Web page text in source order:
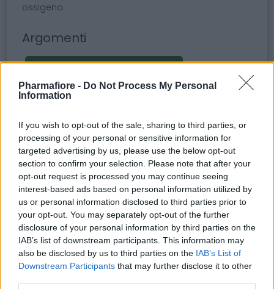
Pharmafiore - Do Not Process My Personal
Information
If you wish to opt-out of the sale, sharing to third parties, or
processing of your personal or sensitive information for
targeted advertising by us, please use the below opt-out
section to confirm your selection. Please note that after your
opt-out request is processed you may continue seeing
interest-based ads based on personal information utilized by
us or personal information disclosed to third parties prior to
your opt-out. You may separately opt-out of the further
disclosure of your personal information by third parties on the
IAB’s list of downstream participants. This information may
also be disclosed by us to third parties on the IAB’s List of
Downstream Participants that may further disclose it to other
ossigeno.
Argomenti
mascherina per ossigenoterapia
mascherina adulti
trattamento respiratorio
ossigeno
mascherina respiratoria
terapia respiratoria
dispositivi medici
ossigeno supplementare.
Potrebbero piacerti anche